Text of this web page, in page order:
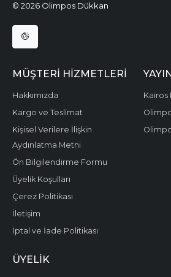
© 2026 Olimpos Dükkan
MÜŞTERI HIZMETLERI
Hakkımızda
Kargo ve Teslimat
Kişisel Verilere İlişkin
Aydınlatma Metni
Ön Bilgilendirme Formu
Üyelik Koşulları
Çerez Politikası
İletişim
İptal ve İade Politikası
Kairos
ÜYELIK